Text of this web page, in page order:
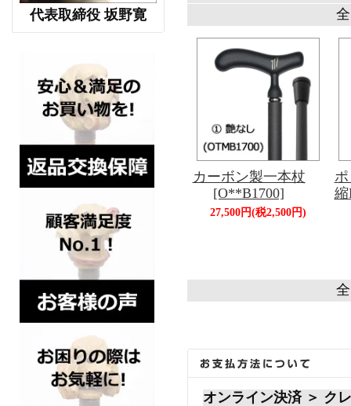
代表取締役 坂野寛
カーボン製一本杖
[O**B1700]
27,500円(税2,500円)
縮
オンライン決済 ＞ ク